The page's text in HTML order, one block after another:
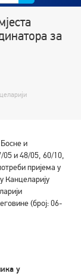
за
и
05 и 48/05, 60/10,
пријема у
Канцеларију
(број: 06-
у